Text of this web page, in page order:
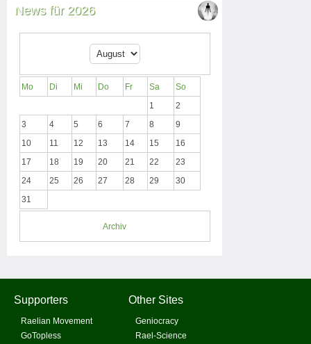
News für 2026
Mo Di Mi Do Fr Sa
So
1
2
3
4 5 6 7 8
9
10
11 12 13 14 15
16
17
18 19 20 21 22
23
24
25 26 27 28 29
30
31
Archiv
Supporters
Raelian Movement
GoTopless
Other Sites
Geniocracy
Rael-Science